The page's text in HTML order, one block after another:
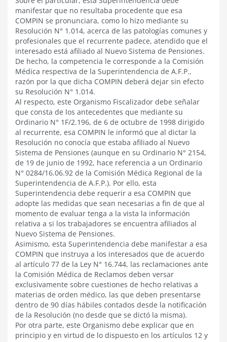
manifestar que no resultaba procedente que esa
COMPIN se pronunciara, como lo hizo mediante su
Resolución N° 1.014, acerca de las patologías comunes y
profesionales que el recurrente padece, atendido que el
interesado está afiliado al Nuevo Sistema de Pensiones.
De hecho, la competencia le corresponde a la Comisión
Médica respectiva de la Superintendencia de A.F.P.,
razón por la que dicha COMPIN deberá dejar sin efecto
su Resolución N° 1.014.
Al respecto, este Organismo Fiscalizador debe señalar
que consta de los antecedentes que mediante su
Ordinario N° 1F/2.196, de 6 de octubre de 1998 dirigido
al recurrente, esa COMPIN le informó que al dictar la
Resolución no conocía que estaba afiliado al Nuevo
Sistema de Pensiones (aunque en su Ordinario N° 2154,
de 19 de junio de 1992, hace referencia a un Ordinario
N° 0284/16.06.92 de la Comisión Médica Regional de la
Superintendencia de A.F.P.). Por ello, esta
Superintendencia debe requerir a esa COMPIN que
adopte las medidas que sean necesarias a fin de que al
momento de evaluar tenga a la vista la información
relativa a si los trabajadores se encuentra afiliados al
Nuevo Sistema de Pensiones.
Asimismo, esta Superintendencia debe manifestar a esa
COMPIN que instruya a los interesados que de acuerdo
al artículo 77 de la Ley N° 16.744, las reclamaciones ante
la Comisión Médica de Reclamos deben versar
exclusivamente sobre cuestiones de hecho relativas a
materias de orden médico, las que deben presentarse
dentro de 90 días hábiles contados desde la notificación
de la Resolución (no desde que se dictó la misma).
Por otra parte, este Organismo debe explicar que en
principio y en virtud de lo dispuesto en los artículos 12 y